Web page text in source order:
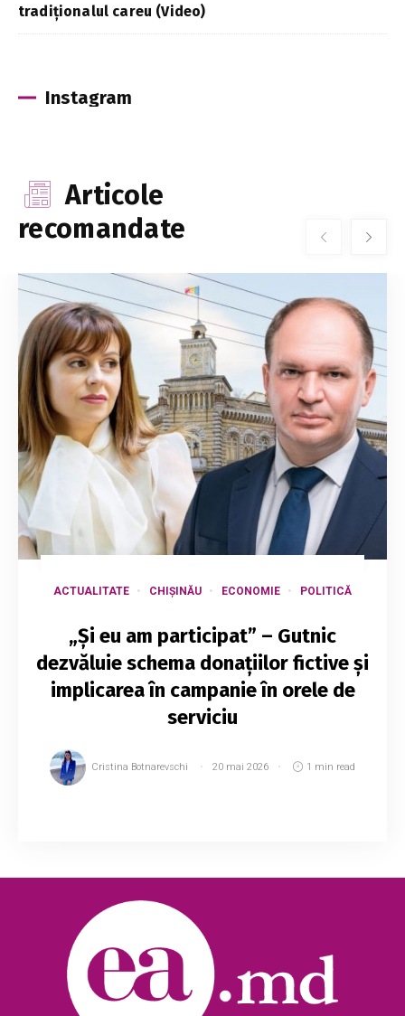
tradiționalul careu (Video)
Instagram
Articole
recomandate
ACTUALITATE CHIȘINĂU ECONOMIE POLITICĂ
„Și eu am participat” – Gutnic
dezvăluie schema donațiilor fictive și
implicarea în campanie în orele de
serviciu
Cristina Botnarevschi 20 mai 2026 1 min read
funcționari ai municipalității ar fi fost implicaț...